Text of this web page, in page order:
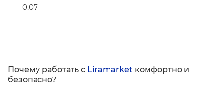
0.07
Почему работать с Liramarket комфортно и
безопасно?